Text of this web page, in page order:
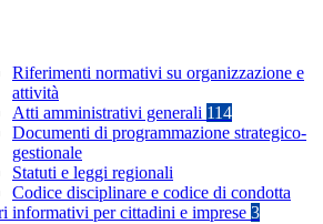
Riferimenti normativi su organizzazione e
attività
Atti amministrativi generali 114
Documenti di programmazione strategico-
gestionale
Statuti e leggi regionali
Codice disciplinare e codice di condotta
informativi per cittadini e imprese 3